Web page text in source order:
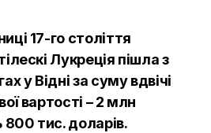
17-го століття
Лукреція пішла з
у Відні за суму вдвічі
вартості – 2 млн
800 тис. доларів.